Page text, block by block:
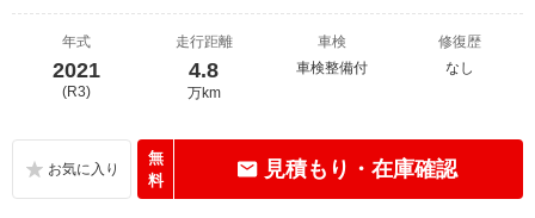
年式
2021
(R3)
走行距離
4.8
万km
車検
車検整備付
修復歴
なし
無
料
見積もり・在庫確認